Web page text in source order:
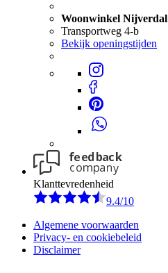
Woonwinkel Nijverdal
Transportweg 4-b
Bekijk openingstijden
Klanttevredenheid
9.4/10
Algemene voorwaarden
Privacy- en cookiebeleid
Disclaimer